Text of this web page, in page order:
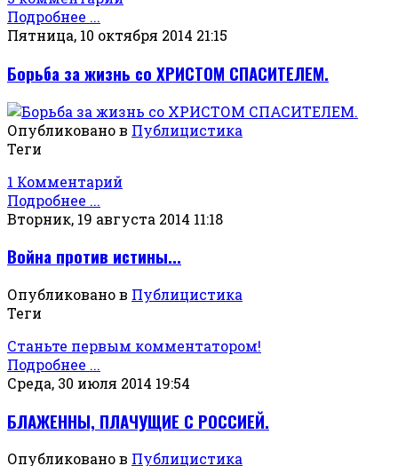
Подробнее ...
Пятница, 10 октября 2014 21:15
Борьба за жизнь со ХРИСТОМ СПАСИТЕЛЕМ.
Опубликовано в Публицистика
Теги
1 Комментарий
Подробнее ...
Вторник, 19 августа 2014 11:18
Война против истины...
Опубликовано в Публицистика
Теги
Станьте первым комментатором!
Подробнее ...
Среда, 30 июля 2014 19:54
БЛАЖЕННЫ, ПЛАЧУЩИЕ С РОССИЕЙ.
Опубликовано в Публицистика